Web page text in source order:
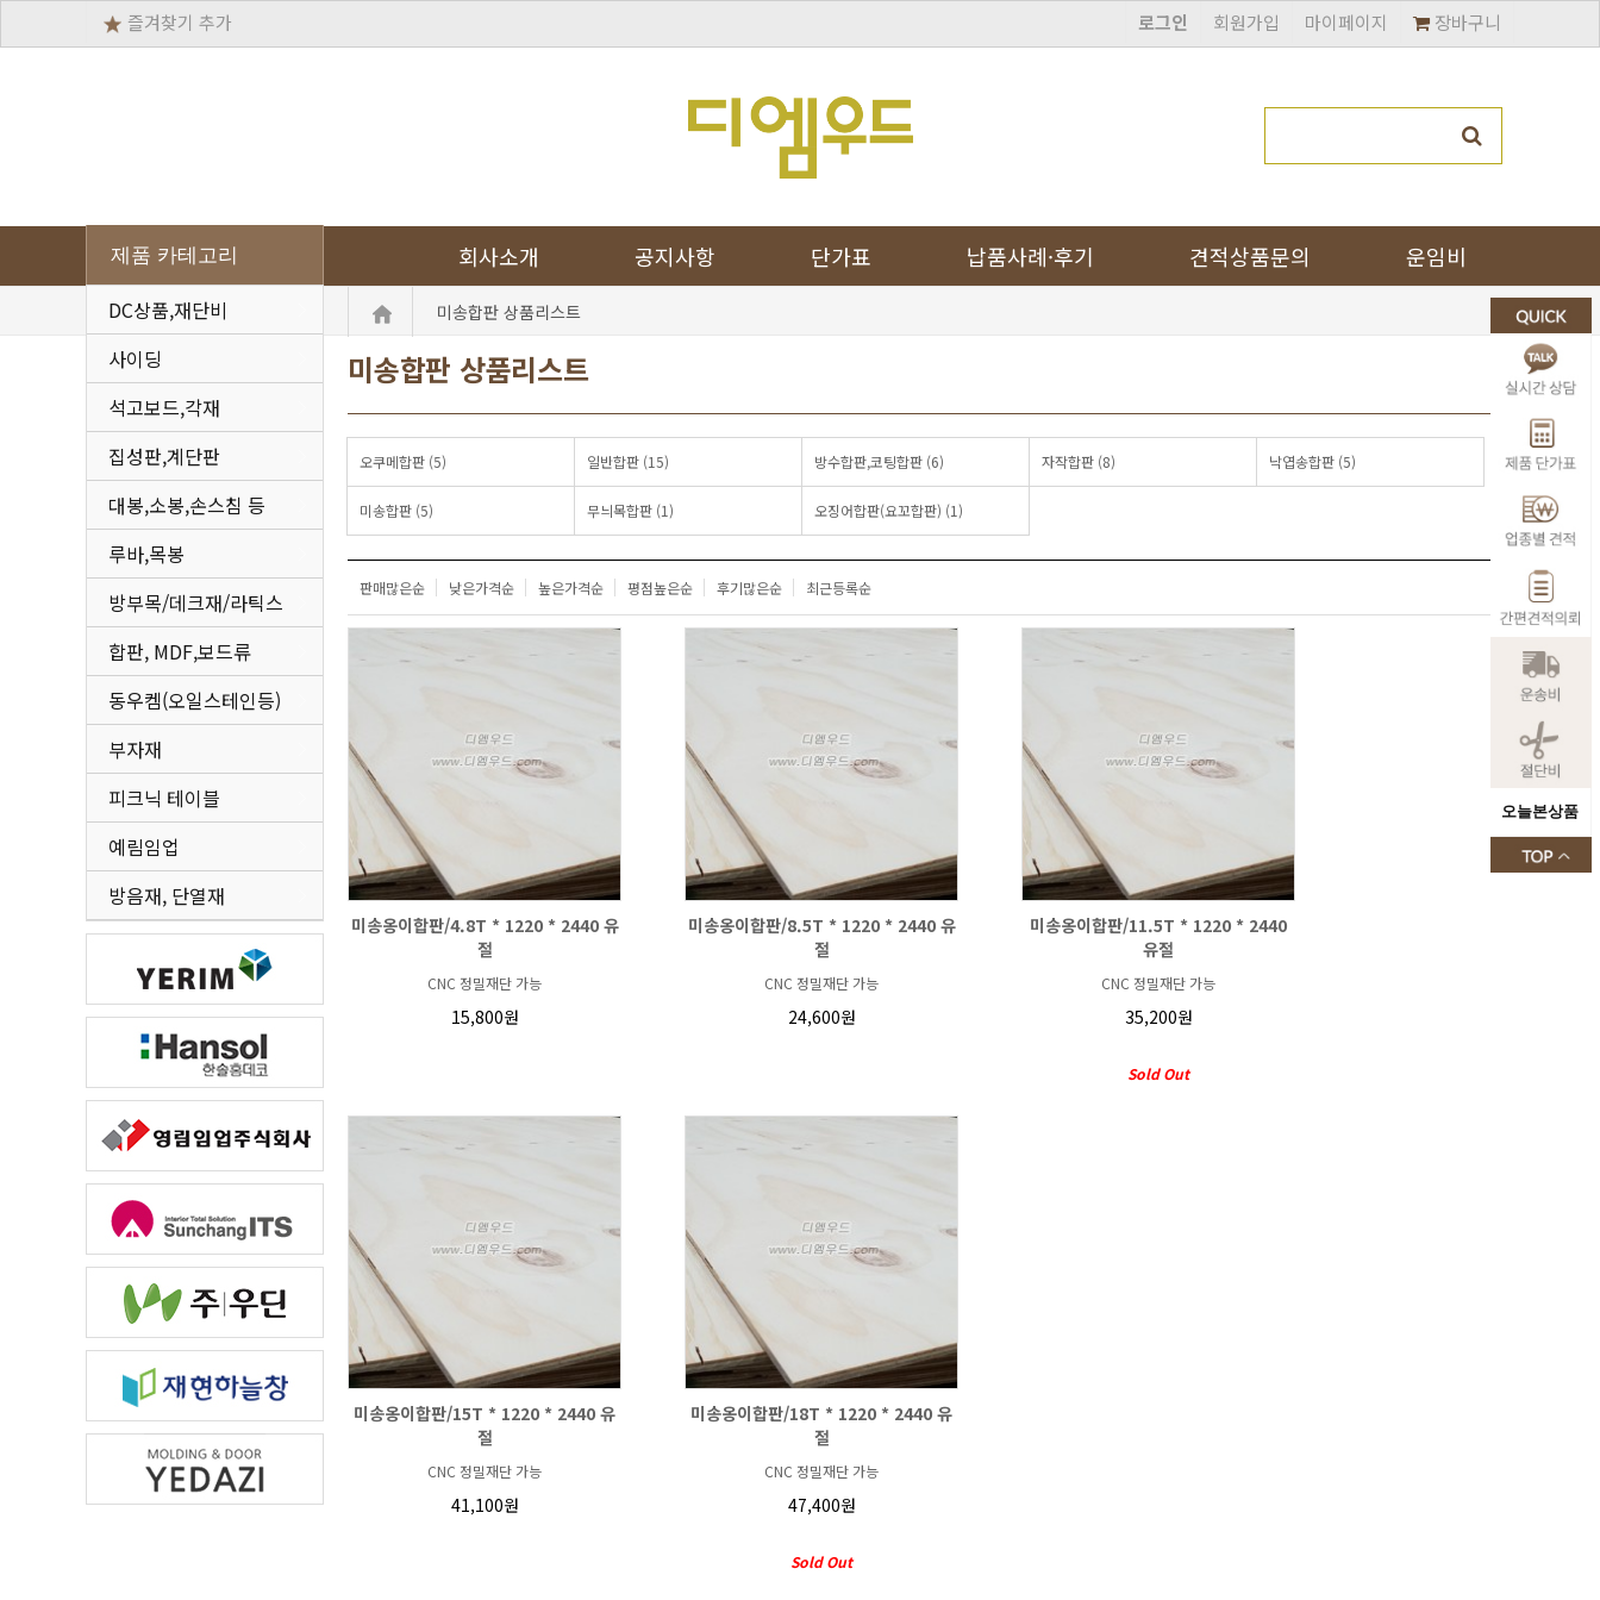
즐겨찾기 추가 장바구니
마이페이지
회원가입
로그인
운임비
견적상품문의
납품사례·후기
단가표
공지사항
회사소개
오늘본상품
미송합판 상품리스트
미송합판 상품리스트
제품 카테고리
DC상품,재단비
사이딩
석고보드,각재
집성판,계단판
대봉,소봉,손스침 등
루바,목봉
방부목/데크재/라틱스
합판, MDF,보드류
동우켐(오일스테인등)
부자재
피크닉 테이블
예림임업
방음재, 단열재
오쿠메합판 (5) 일반합판 (15) 방수합판,코팅합판 (6) 자작합판 (8) 낙엽송합판 (5)
미송합판 (5) 무늬목합판 (1) 오징어합판(요꼬합판) (1)
판매많은순 낮은가격순 높은가격순 평점높은순 후기많은순 최근등록순
미송옹이합판/4.8T * 1220 * 2440 유
절
CNC 정밀재단 가능
15,800원
미송옹이합판/8.5T * 1220 * 2440 유
절
CNC 정밀재단 가능
24,600원
미송옹이합판/11.5T * 1220 * 2440
유절
CNC 정밀재단 가능
35,200원
Sold Out
미송옹이합판/15T * 1220 * 2440 유
절
CNC 정밀재단 가능
41,100원
미송옹이합판/18T * 1220 * 2440 유
절
CNC 정밀재단 가능
47,400원
Sold Out